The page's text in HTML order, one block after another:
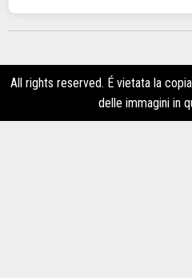
All rights reserved. É vietata la
delle immagini in